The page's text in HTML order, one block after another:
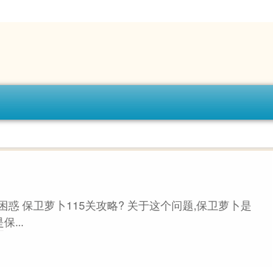
惑 保卫萝卜115关攻略? 关于这个问题,保卫萝卜是
...